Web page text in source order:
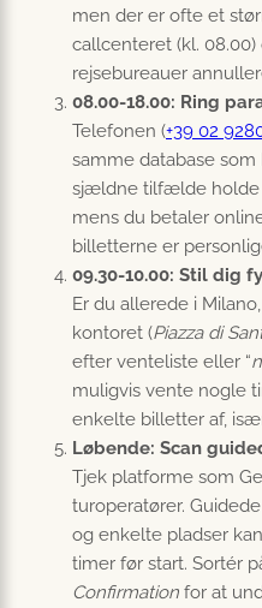
men der er ofte et
callcenteret (kl. 08.00)
rejsebureauer
08.00-18.00: Ring
Telefonen (+39 02
samme database
sjældne tilfælde holde
mens du betaler
billetterne er
09.30-10.00: Stil dig
Er du allerede i
kontoret (Piazza di
efter venteliste eller “
muligvis vente nogle
enkelte billetter af,
Løbende: Scan
Tjek platforme som
tur­operatører.
og enkelte pladser
timer før start. Sortér
Confirmation for at